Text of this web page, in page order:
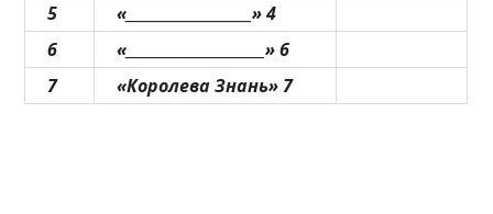
5
«___________________» 4
6
«_____________________» 6
7
«Королева Знань» 7